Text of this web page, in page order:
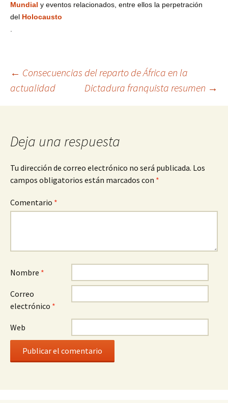
Mundial y eventos relacionados, entre ellos la perpetración
del Holocausto
Navegación
de
entradas
← Consecuencias del reparto de África en la
actualidad
Dictadura franquista resumen →
Deja una respuesta
Tu dirección de correo electrónico no será publicada. Los
campos obligatorios están marcados con *
Comentario *
Nombre *
Correo
electrónico *
Web